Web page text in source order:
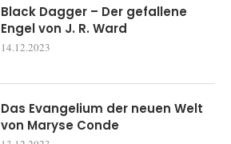
Black Dagger – Der gefallene
Engel von J. R. Ward
14.12.2023
Das Evangelium der neuen Welt
von Maryse Conde